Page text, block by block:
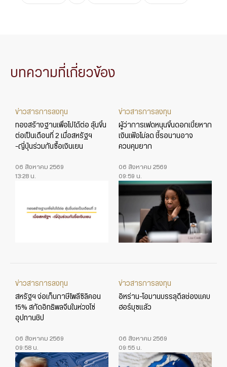
บทความที่เกี่ยวข้อง
ข่าวสารการลงทุน
ทองสร้างฐานเพื่อไปได้ต่อ ลุ้นขึ้น
ต่อเป็นเดือนที่ 2 เมื่อสหรัฐฯ
-ญี่ปุ่นร่วมกันซื้อเงินเยน
06 สิงหาคม 2569
13:28 น.
ข่าวสารการลงทุน
ผู้ว่าการเฟดหนุนขึ้นดอกเบี้ยหาก
เงินเฟ้อไม่ลด ชี้รอนานอาจ
ควบคุมยาก
06 สิงหาคม 2569
09:59 น.
ข่าวสารการลงทุน
สหรัฐฯ จ่อเก็บภาษีโพลีซิลิคอน
15% สกัดอิทธิพลจีนในห่วงโซ่
อุปทานชิป
06 สิงหาคม 2569
09:58 น.
ข่าวสารการลงทุน
อิหร่าน-โอมานบรรลุดีลช่องแคบ
ฮอร์มุซแล้ว
06 สิงหาคม 2569
09:55 น.